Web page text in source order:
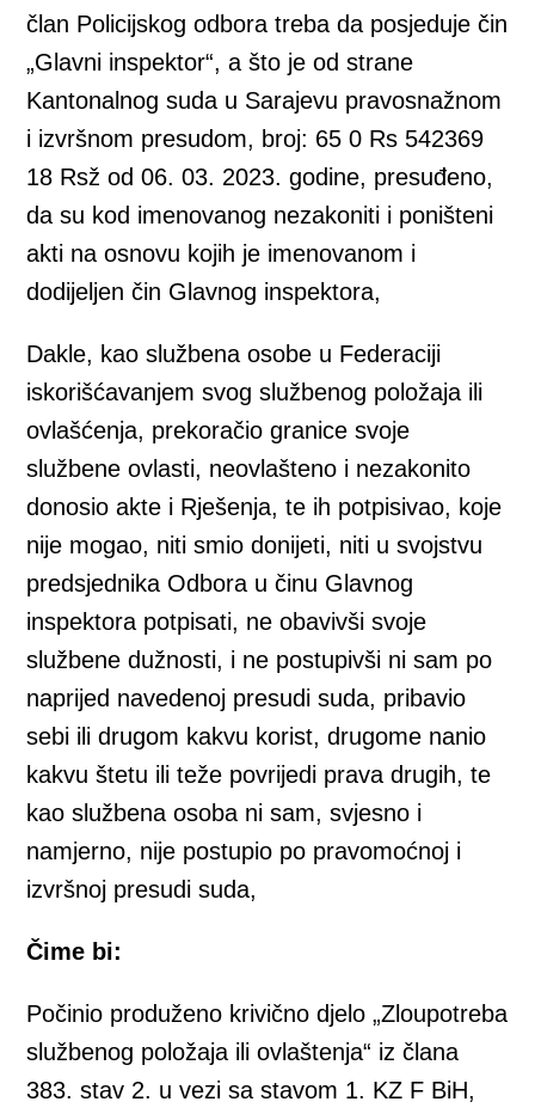
član Policijskog odbora treba da posjeduje čin
„Glavni inspektor“, a što je od strane
Kantonalnog suda u Sarajevu pravosnažnom
i izvršnom presudom, broj: 65 0 Rs 542369
18 Rsž od 06. 03. 2023. godine, presuđeno,
da su kod imenovanog nezakoniti i poništeni
akti na osnovu kojih je imenovanom i
dodijeljen čin Glavnog inspektora,
Dakle, kao službena osobe u Federaciji
iskorišćavanjem svog službenog položaja ili
ovlašćenja, prekoračio granice svoje
službene ovlasti, neovlašteno i nezakonito
donosio akte i Rješenja, te ih potpisivao, koje
nije mogao, niti smio donijeti, niti u svojstvu
predsjednika Odbora u činu Glavnog
inspektora potpisati, ne obavivši svoje
službene dužnosti, i ne postupivši ni sam po
naprijed navedenoj presudi suda, pribavio
sebi ili drugom kakvu korist, drugome nanio
kakvu štetu ili teže povrijedi prava drugih, te
kao službena osoba ni sam, svjesno i
namjerno, nije postupio po pravomoćnoj i
izvršnoj presudi suda,
Čime bi:
Počinio produženo krivično djelo „Zloupotreba
službenog položaja ili ovlaštenja“ iz člana
383. stav 2. u vezi sa stavom 1. KZ F BiH,